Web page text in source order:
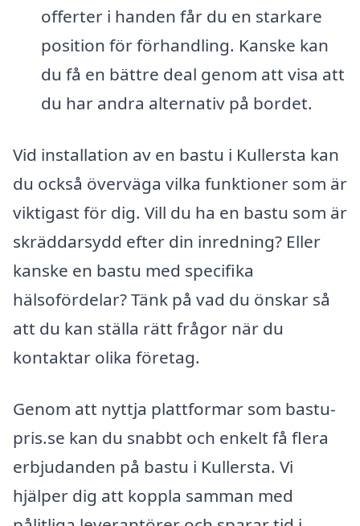
offerter i handen får du en starkare
position för förhandling. Kanske kan
du få en bättre deal genom att visa att
du har andra alternativ på bordet.
Vid installation av en bastu i Kullersta kan
du också överväga vilka funktioner som är
viktigast för dig. Vill du ha en bastu som är
skräddarsydd efter din inredning? Eller
kanske en bastu med specifika
hälsofördelar? Tänk på vad du önskar så
att du kan ställa rätt frågor när du
kontaktar olika företag.
Genom att nyttja plattformar som bastu-
pris.se kan du snabbt och enkelt få flera
erbjudanden på bastu i Kullersta. Vi
hjälper dig att koppla samman med